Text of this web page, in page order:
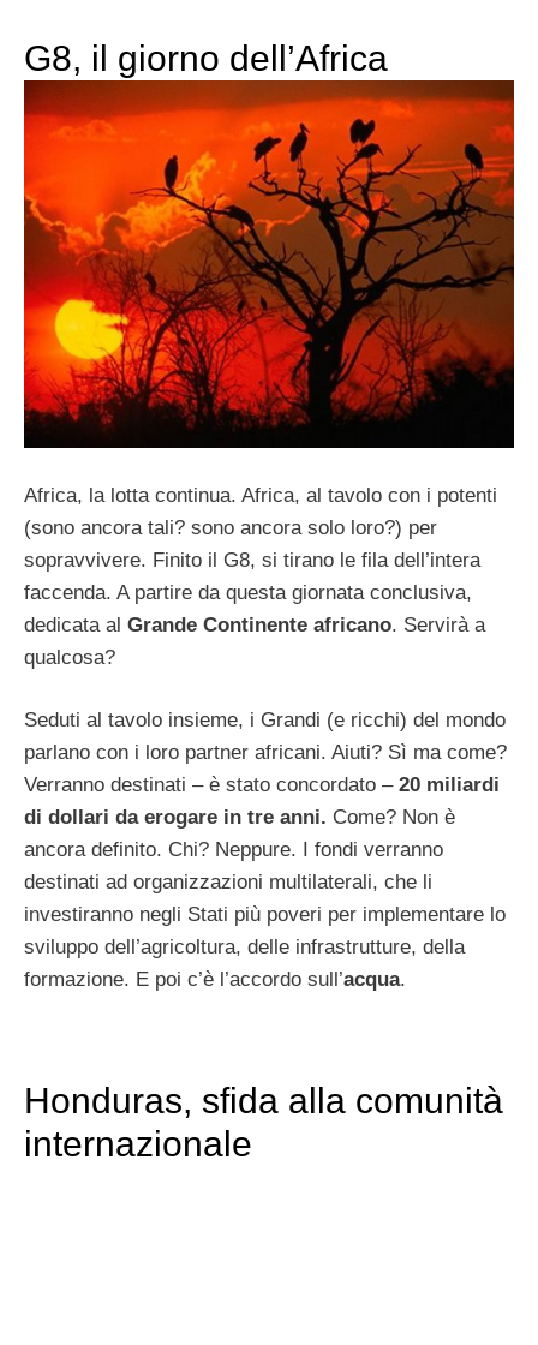
G8, il giorno dell’Africa
Africa, la lotta continua. Africa, al tavolo con i potenti
(sono ancora tali? sono ancora solo loro?) per
sopravvivere. Finito il G8, si tirano le fila dell’intera
faccenda. A partire da questa giornata conclusiva,
dedicata al Grande Continente africano. Servirà a
qualcosa?
Seduti al tavolo insieme, i Grandi (e ricchi) del mondo
parlano con i loro partner africani. Aiuti? Sì ma come?
Verranno destinati – è stato concordato – 20 miliardi
di dollari da erogare in tre anni. Come? Non è
ancora definito. Chi? Neppure. I fondi verranno
destinati ad organizzazioni multilaterali, che li
investiranno negli Stati più poveri per implementare lo
sviluppo dell’agricoltura, delle infrastrutture, della
formazione. E poi c’è l’accordo sull’acqua.
Honduras, sfida alla comunità
internazionale